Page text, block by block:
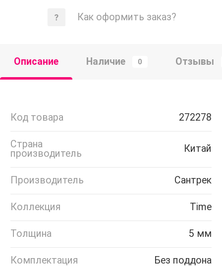
Как оформить заказ?
Описание Наличие 0 Отзывы
Код товара 272278
Страна
производитель
Китай
Производитель Сантрек
Коллекция Time
Толщина 5 мм
Комплектация Без поддона